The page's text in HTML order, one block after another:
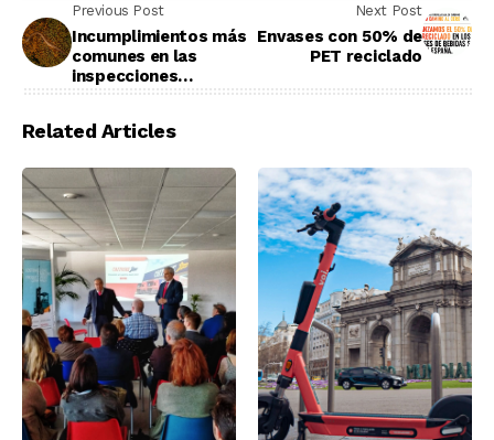
Previous Post
Incumplimientos más
comunes en las
inspecciones
Next Post
Envases con 50% de
PET reciclado
Related Articles